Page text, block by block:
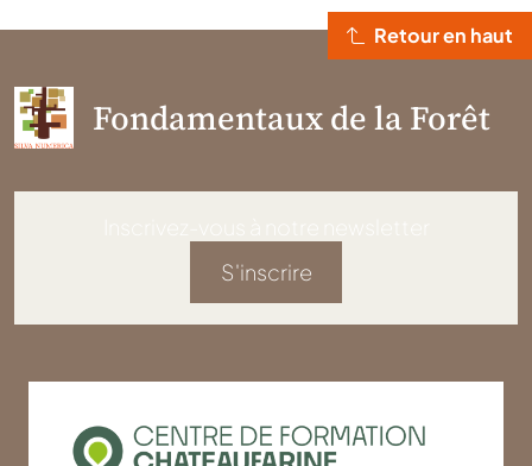
Retour en haut
Fondamentaux de la Forêt
S'inscrire